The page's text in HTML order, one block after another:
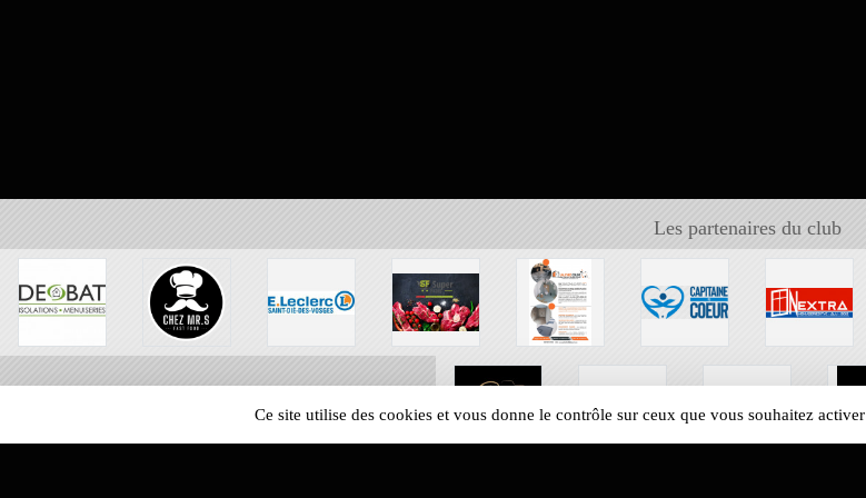
Les partenaires du club
Ce site utilise des cookies et vous donne le contrôle sur ceux que vous souhaitez activer